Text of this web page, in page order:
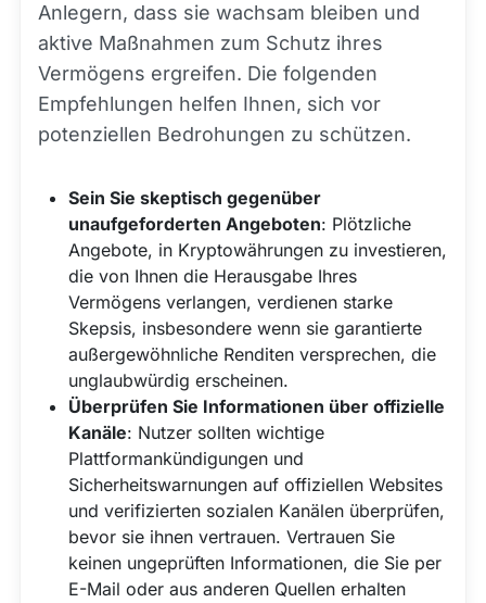
Anlegern, dass sie wachsam bleiben und
aktive Maßnahmen zum Schutz ihres
Vermögens ergreifen. Die folgenden
Empfehlungen helfen Ihnen, sich vor
potenziellen Bedrohungen zu schützen.
Sein Sie skeptisch gegenüber
unaufgeforderten Angeboten: Plötzliche
Angebote, in Kryptowährungen zu investieren,
die von Ihnen die Herausgabe Ihres
Vermögens verlangen, verdienen starke
Skepsis, insbesondere wenn sie garantierte
außergewöhnliche Renditen versprechen, die
unglaubwürdig erscheinen.
Überprüfen Sie Informationen über offizielle
Kanäle: Nutzer sollten wichtige
Plattformankündigungen und
Sicherheitswarnungen auf offiziellen Websites
und verifizierten sozialen Kanälen überprüfen,
bevor sie ihnen vertrauen. Vertrauen Sie
keinen ungeprüften Informationen, die Sie per
E-Mail oder aus anderen Quellen erhalten